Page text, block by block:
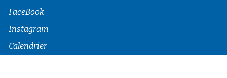
FaceBook
Instagram
Calendrier